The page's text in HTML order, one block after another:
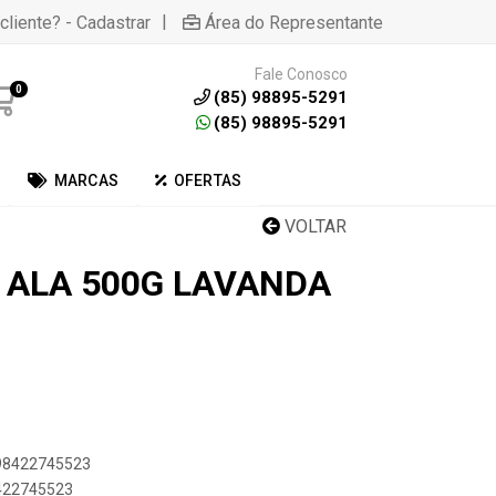
- Cadastrar | Área do Representante
0
Fale Conosco
(85) 98895-5291
(85) 98895-5291
MARCAS OFERTAS
VOLTAR
500G LAVANDA